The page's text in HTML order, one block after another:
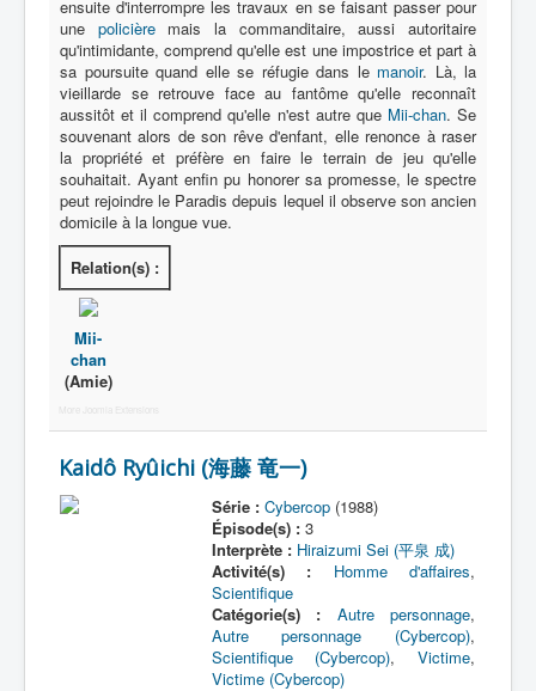
Mecha
Objet
Lieu
Épisode
Référence
Fanservice
Protagoniste
Entourage
Antagoniste
Autre
Animal
ensuite d'interrompre les travaux en se faisant passer pour
une policièremais la commanditaire, aussi autoritaire
qu'intimidante, comprend qu'elle est une impostrice et part à
sa poursuite quand elle se réfugie dans le manoir. Là, la
vieillarde se retrouve face au fantôme qu'elle reconnaît
aussitôt et il comprend qu'elle n'est autre que Mii-chan. Se
souvenant alors de son rêve d'enfant, elle renonce à raser
la propriété et préfère en faire le terrain de jeu qu'elle
souhaitait. Ayant enfin pu honorer sa promesse, le spectre
peut rejoindre le Paradis depuis lequel il observe son ancien
domicile à la longue vue.
Relation(s) :
Mii-
chan
(Amie)
More Joomla Extensions
Kaidô Ryûichi (海藤 竜一)
Série : Cybercop(1988)
Épisode(s) :3
Interprète : Hiraizumi Sei (平泉 成)
Activité(s) :
Homme d'affaires,
Scientifique
Catégorie(s) :
Autre personnage,
Autre personnage (Cybercop),
Scientifique (Cybercop), Victime,
Victime (Cybercop)